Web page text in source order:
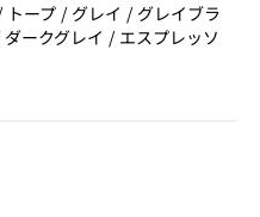
ープ / グレイ / グレイブラ
ークグレイ / エスプレッソ